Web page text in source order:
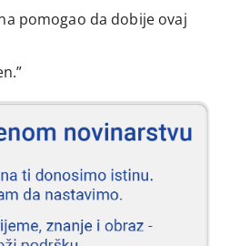
pomogao da dobije ovaj